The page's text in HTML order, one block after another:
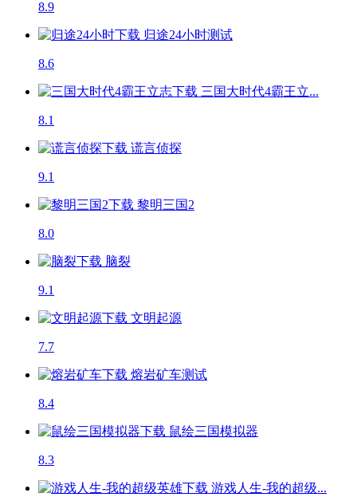
8.9
归途24小时测试
8.6
三国大时代4霸王立...
8.1
谎言侦探
9.1
黎明三国2
8.0
脑裂
9.1
文明起源
7.7
熔岩矿车测试
8.4
鼠绘三国模拟器
8.3
游戏人生-我的超级...